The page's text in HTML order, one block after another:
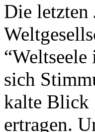
Die letzten
sich
kalte Blick
ertragen.